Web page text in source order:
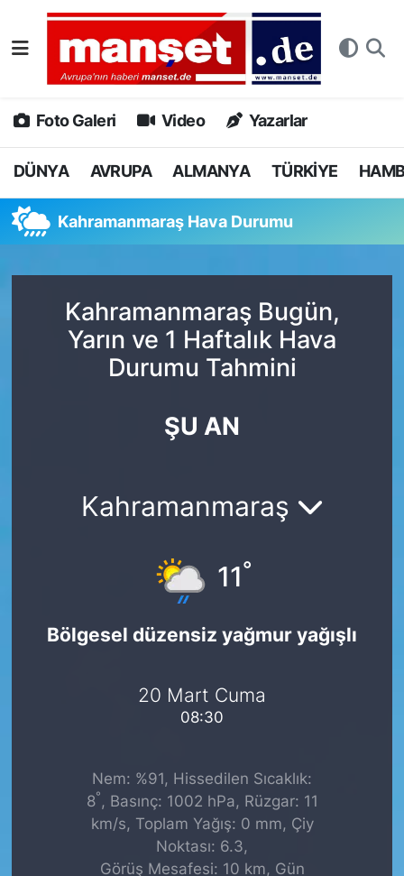
Foto Galeri Video Yazarlar
DÜNYA AVRUPA ALMANYA TÜRKİYE
Kahramanmaraş Hava Durumu
Kahramanmaraş Bugün,
Yarın ve 1 Haftalık Hava
Durumu Tahmini
ŞU AN
Kahramanmaraş
11°
Bölgesel düzensiz yağmur yağışlı
20 Mart Cuma
08:30
Nem: %91, Hissedilen Sıcaklık:
8° , Basınç: 1002 hPa, Rüzgar: 11
km/s, Toplam Yağış: 0 mm, Çiy
Noktası: 6.3,
Görüş Mesafesi: 10 km, Gün
DÜNYA
AVRUPA
ALMANYA
SPOR
DEUTSCH
Nöbetçi Eczaneler
Hava Durumu
Namaz Vakitleri
Tüm Manşetler
Son Dakika Haberleri